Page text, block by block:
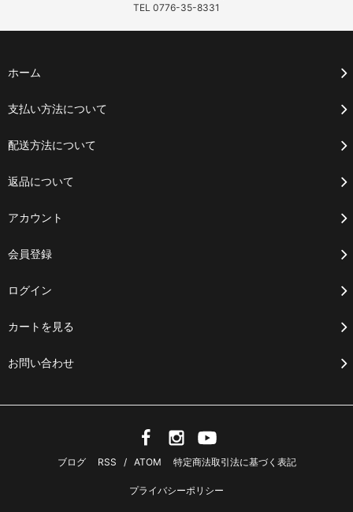
TEL 0776-35-8331
ホーム
支払い方法について
配送方法について
返品について
アカウント
会員登録
ログイン
カートを見る
お問い合わせ
ブログ RSS / ATOM 特定商法取引法に基づく表記
プライバシーポリシー